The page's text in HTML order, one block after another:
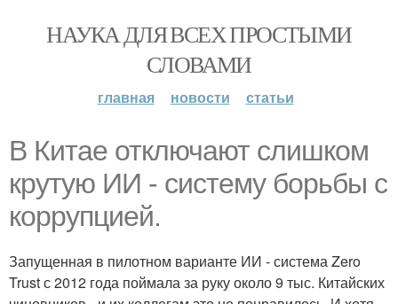
НАУКА ДЛЯ ВСЕХ ПРОСТЫМИ
СЛОВАМИ
главная новости статьи
В Китае отключают слишком
крутую ИИ - систему борьбы с
коррупцией.
Запущенная в пилотном варианте ИИ - система Zero
Trust с 2012 года поймала за руку около 9 тыс. Китайских